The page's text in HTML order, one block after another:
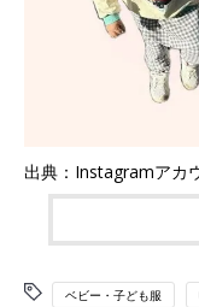
出典：Instagramアカ
ベビー・子ども服